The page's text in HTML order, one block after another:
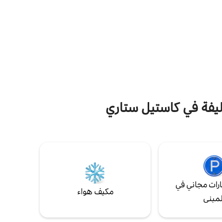
في كاستيل ستاري
مجاني في
مكيف هواء